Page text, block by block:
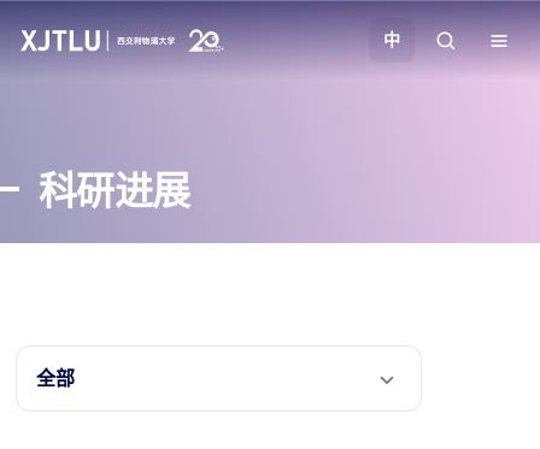
招生
学院
校园生活
中
科研进展
全部